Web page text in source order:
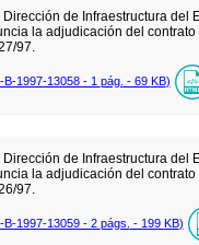
de Infraestructura del
la adjudicación del contrato
97.
1997-13058 - 1 pág. - 69 KB)
de Infraestructura del
la adjudicación del contrato
97.
B-1997-13059 - 2 págs. - 199 KB)